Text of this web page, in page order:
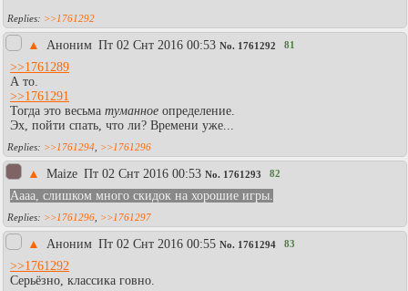
>>1761292
▲ Аноним Пт 02 Снт 2016 00:53 No. 1761292 81
>>1761289
А то.
>>1761291
Тогда это весьма туманное определение.
Эх, пойти спать, что ли? Времени уже...
>>1761294 >>1761296
▲ Maize Пт 02 Снт 2016 00:53 No. 1761293 82
Аааа, слишком много скидок на хорошие игры.
>>1761296 >>1761297
▲ Аноним Пт 02 Снт 2016 00:55 No. 1761294 83
>>1761292
Серьёзно, классика говно.